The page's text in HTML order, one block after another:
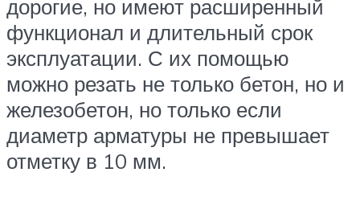
дорогие, но имеют расширенный
функционал и длительный срок
эксплуатации. С их помощью
можно резать не только бетон, но и
железобетон, но только если
диаметр арматуры не превышает
отметку в 10 мм.